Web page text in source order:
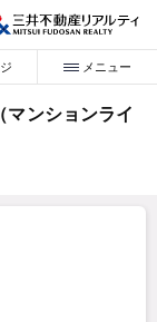
メニュー
マンションライ